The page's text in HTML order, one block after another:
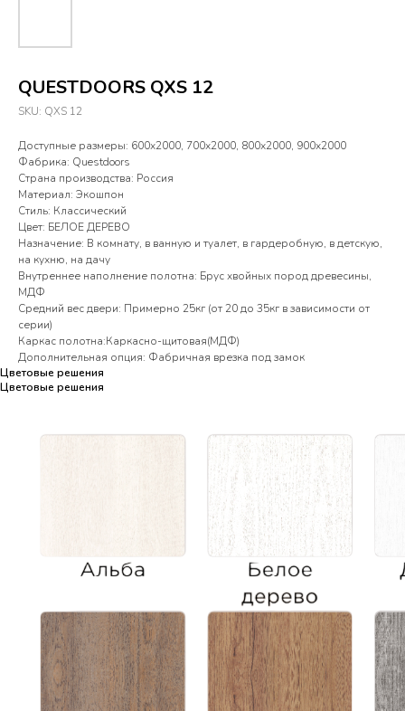
QUESTDOORS QXS 12
SKU: QXS 12
Доступные размеры: 600х2000, 700х2000, 800х2000, 900х2000
Фабрика: Questdoors
Страна производства: Россия
Материал: Экошпон
Стиль: Классический
Цвет: БЕЛОЕ ДЕРЕВО
Назначение: В комнату, в ванную и туалет, в гардеробную, в детскую,
на кухню, на дачу
Внутреннее наполнение полотна: Брус хвойных пород древесины,
МДФ
Средний вес двери: Примерно 25кг (от 20 до 35кг в зависимости от
серии)
Каркас полотна:Каркасно-щитовая(МДФ)
Дополнительная опция: Фабричная врезка под замок
Цветовые решения
Цветовые решения